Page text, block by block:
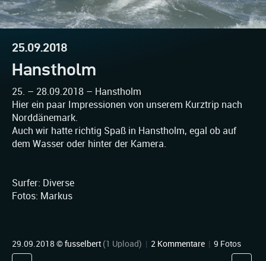
25.09.2018
Hanstholm
25. – 28.09.2018 – Hanstholm
Hier ein paar Impressionen von unserem Kurztrip nach
Norddänemark.
Auch wir hatte richtig Spaß in Hanstholm, egal ob auf
dem Wasser oder hinter der Kamera.
Surfer: Diverse
Fotos: Markus
29.09.2018 ©fusselbert (1 Upload) | 2 Kommentare | 9 Fotos